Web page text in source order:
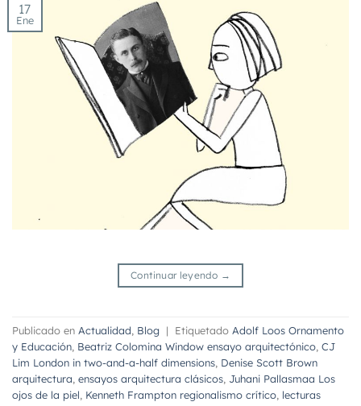
17
Ene
Continuar leyendo →
Publicado en Actualidad, Blog | Etiquetado Adolf Loos Ornamento
y Educación, Beatriz Colomina Window ensayo arquitectónico, CJ
Lim London in two-and-a-half dimensions, Denise Scott Brown
arquitectura, ensayos arquitectura clásicos, Juhani Pallasmaa Los
ojos de la piel, Kenneth Frampton regionalismo crítico, lecturas